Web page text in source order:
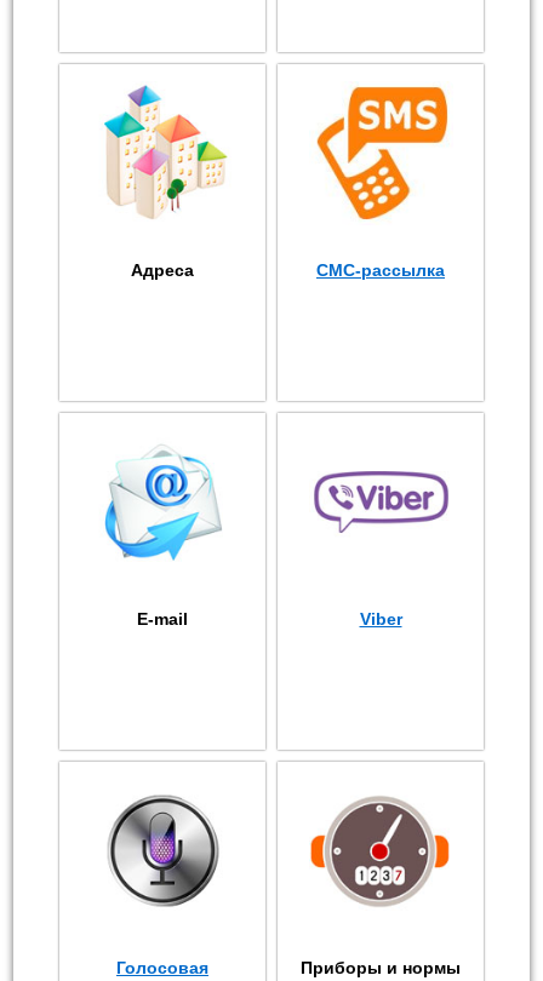
Адреса СМС-рассылка
E-mail Viber
Голосовая
Приборы и нормы